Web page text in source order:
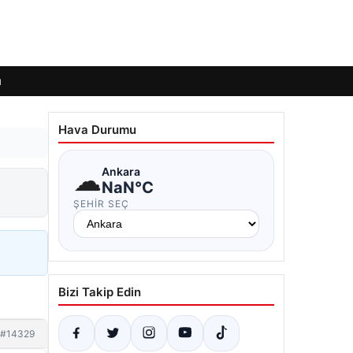
#14329
Hava Durumu
☁Ankara
NaN°C
ŞEHIR SEÇ
Bizi Takip Edin